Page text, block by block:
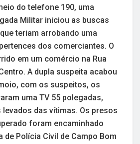
do telefone 190, uma
Militar iniciou as buscas
teriam arrobando uma
dos comerciantes. O
em um comércio na Rua
A dupla suspeita acabou
com os suspeitos, os
uma TV 55 polegadas,
levados das vítimas. Os presos
foram encaminhado
de Polícia Civil de Campo Bom